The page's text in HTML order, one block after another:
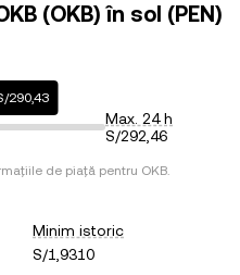
(OKB) în sol (PEN)
290,43
Max. 24 h
S/292,46
de piață pentru OKB.
Minim istoric
S/1,9310